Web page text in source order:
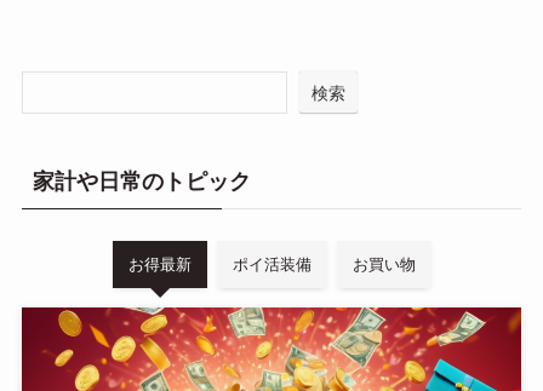
検索
家計や日常のトピック
お得最新 ポイ活装備 お買い物